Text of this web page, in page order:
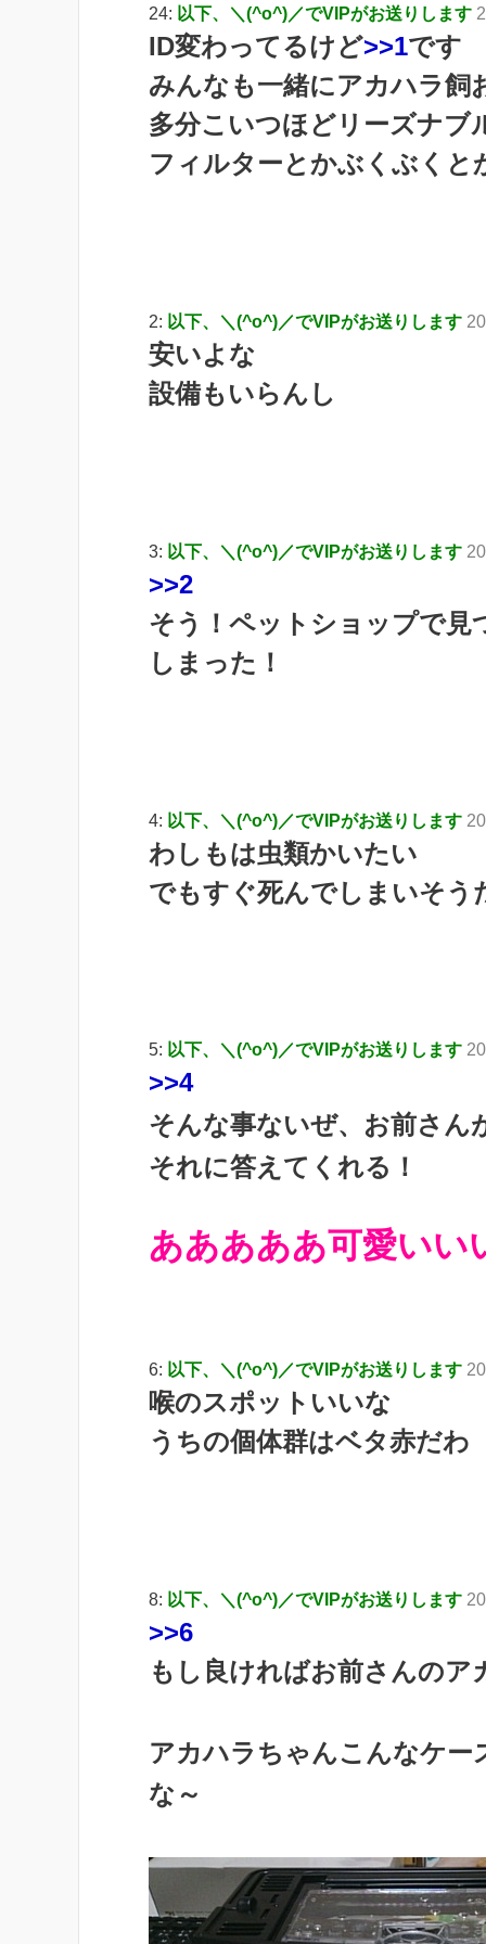
24: 以下、＼(^o^)／でVIPがお送りします
ID変わってるけど>>1です
みんなも一緒にアカハラ飼
多分こいつほどリーズナブ
フィルターとかぶくぶくと
2: 以下、＼(^o^)／でVIPがお送りします
安いよな
設備もいらんし
3: 以下、＼(^o^)／でVIPがお送りします
>>2
そう！ペットショップで見
しまった！
4: 以下、＼(^o^)／でVIPがお送りします
わしもは虫類かいたい
でもすぐ死んでしまいそう
5: 以下、＼(^o^)／でVIPがお送りします
>>4
そんな事ないぜ、お前さん
それに答えてくれる！
あああああ可愛いい
6: 以下、＼(^o^)／でVIPがお送りします
喉のスポットいいな
うちの個体群はベタ赤だわ
8: 以下、＼(^o^)／でVIPがお送りします
>>6
もし良ければお前さんの
アカハラちゃんこんなケ
な～